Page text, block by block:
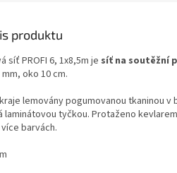
produktu
síť PROFI 6, 1x8,5m je síť na soutěžní
oko 10 cm.
lemovány pogumovanou tkaninou
laminátovou tyčkou. Protaženo
barvách.